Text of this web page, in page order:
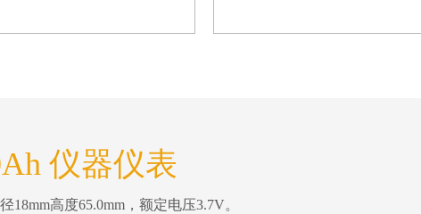
仪器仪表
高度65.0mm，额定电压3.7V。